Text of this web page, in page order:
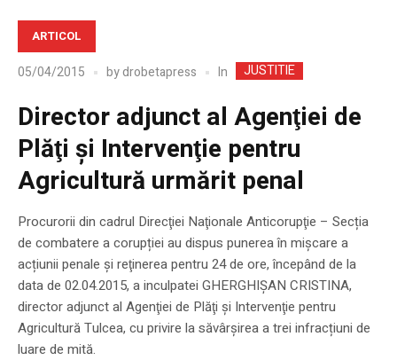
ARTICOL
05/04/2015 bydrobetapress In JUSTITIE
Director adjunct al Agenţiei de
Plăţi şi Intervenţie pentru
Agricultură urmărit penal
Procurorii din cadrul Direcţiei Naţionale Anticorupţie – Secția
de combatere a corupției au dispus punerea în mișcare a
acțiunii penale și reţinerea pentru 24 de ore, începând de la
data de 02.04.2015, a inculpatei GHERGHIŞAN CRISTINA,
director adjunct al Agenţiei de Plăţi şi Intervenţie pentru
Agricultură Tulcea, cu privire la săvârşirea a trei infracțiuni de
luare de mită.